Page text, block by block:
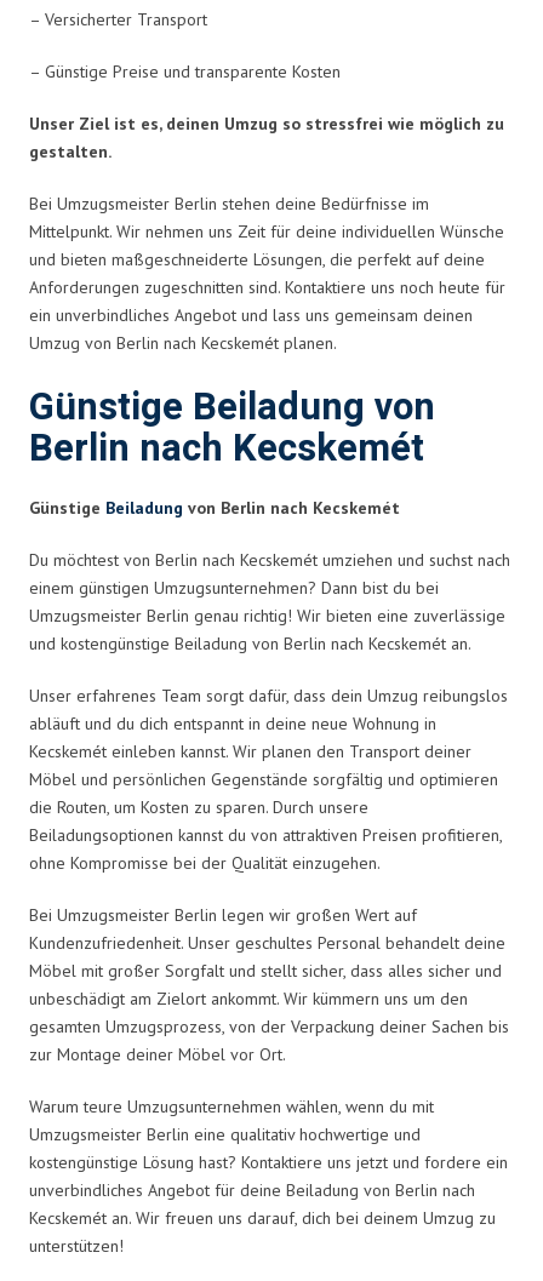
– Versicherter Transport
– Günstige Preise und transparente Kosten
Unser Ziel ist es, deinen Umzug so stressfrei wie möglich zu
gestalten.
Bei Umzugsmeister Berlin stehen deine Bedürfnisse im
Mittelpunkt. Wir nehmen uns Zeit für deine individuellen Wünsche
und bieten maßgeschneiderte Lösungen, die perfekt auf deine
Anforderungen zugeschnitten sind. Kontaktiere uns noch heute für
ein unverbindliches Angebot und lass uns gemeinsam deinen
Umzug von Berlin nach Kecskemét planen.
Günstige Beiladung von
Berlin nach Kecskemét
Günstige Beiladung von Berlin nach Kecskemét
Du möchtest von Berlin nach Kecskemét umziehen und suchst nach
einem günstigen Umzugsunternehmen? Dann bist du bei
Umzugsmeister Berlin genau richtig! Wir bieten eine zuverlässige
und kostengünstige Beiladung von Berlin nach Kecskemét an.
Unser erfahrenes Team sorgt dafür, dass dein Umzug reibungslos
abläuft und du dich entspannt in deine neue Wohnung in
Kecskemét einleben kannst. Wir planen den Transport deiner
Möbel und persönlichen Gegenstände sorgfältig und optimieren
die Routen, um Kosten zu sparen. Durch unsere
Beiladungsoptionen kannst du von attraktiven Preisen profitieren,
ohne Kompromisse bei der Qualität einzugehen.
Bei Umzugsmeister Berlin legen wir großen Wert auf
Kundenzufriedenheit. Unser geschultes Personal behandelt deine
Möbel mit großer Sorgfalt und stellt sicher, dass alles sicher und
unbeschädigt am Zielort ankommt. Wir kümmern uns um den
gesamten Umzugsprozess, von der Verpackung deiner Sachen bis
zur Montage deiner Möbel vor Ort.
Warum teure Umzugsunternehmen wählen, wenn du mit
Umzugsmeister Berlin eine qualitativ hochwertige und
kostengünstige Lösung hast? Kontaktiere uns jetzt und fordere ein
unverbindliches Angebot für deine Beiladung von Berlin nach
Kecskemét an. Wir freuen uns darauf, dich bei deinem Umzug zu
unterstützen!